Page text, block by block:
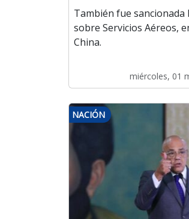
También fue sancionada
sobre Servicios Aéreos,
China.
miércoles, 01
NACIÓN